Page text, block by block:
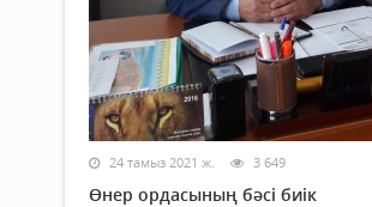
24 тамыз 2021 ж. 3 649
Өнер ордасының бәсі биік